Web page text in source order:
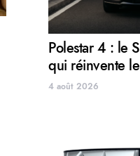
Polestar 4 : le
qui réinvente
4 août 2026